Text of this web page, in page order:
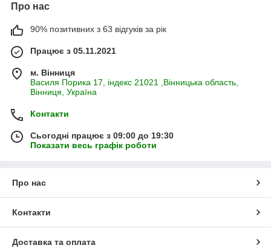
Про нас
90% позитивних з 63 відгуків за рік
Працює з 05.11.2021
м. Вінниця
Василя Порика 17, індекс 21021 ,Вінницька область,
Вінниця, Україна
Контакти
Сьогодні працює з 09:00 до 19:30
Показати весь графік роботи
Про нас
Контакти
Доставка та оплата